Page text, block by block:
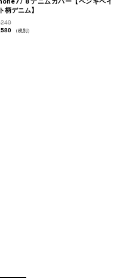
/ 8 デニムカバー【ペンキペイ
柄デニム】
（税別）